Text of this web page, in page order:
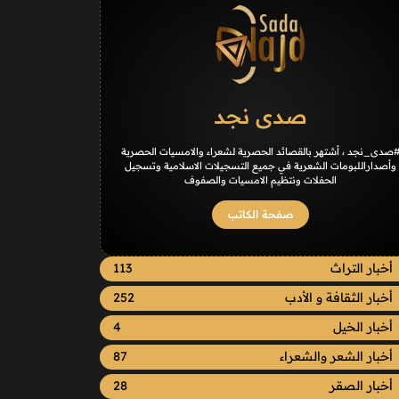
صدى نجد
#صدى_نجد ، أشتهر بالقصائد الحصرية لشعراء والامسيات الحصرية
وأصداراللبومات الشعرية في جميع التسجيلات الاسلامية وتسجيل
الحفلات ونتظيم الامسيات والصفوف
صفحة الكاتب
أخبار التراث
113
أخبار الثقافة و الأدب
252
أخبار الخيل
4
أخبار الشعر والشعراء
87
أخبار الصقر
28